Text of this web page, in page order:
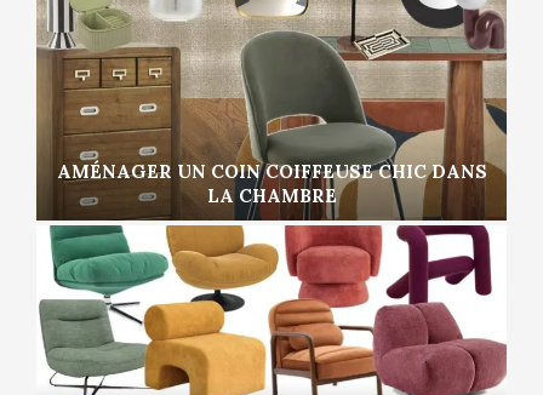
AMÉNAGER UN COIN COIFFEUSE CHIC DANS
LA CHAMBRE